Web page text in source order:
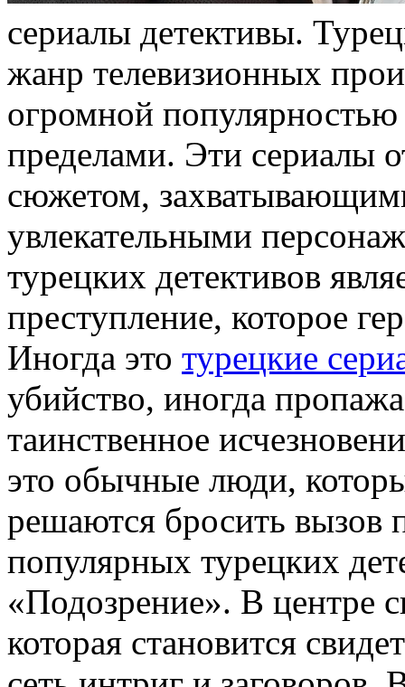
сeриaлы дeтeктивы.
жанр телевизионных
огромной популярностью
пределами. Эти сериалы
сюжетом,
увлекательными
турецких детективов
преступление, которое
Иногда это турецкие
убийство, иногда
таинственное
это обычные люди,
решаются бросить
популярных турецких
«Подозрение». В
которая становится